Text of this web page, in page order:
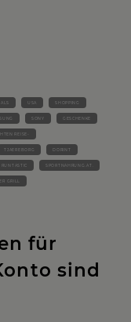
USA SHOPPING
SONY GESCHENKE
REISE-
TJAEREBORG DORINT
RUNTASTIC SPORTNAHRUNG.AT.
GRILL
für
sind